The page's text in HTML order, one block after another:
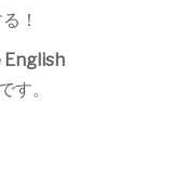
！
English
す。